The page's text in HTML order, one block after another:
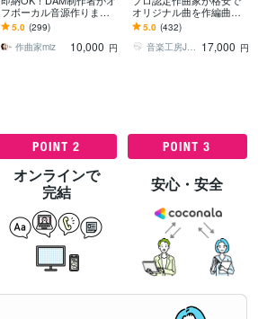
フボーカル音源作ります
TV番組、大型フェスなど
音楽担当多数！受注実績7
50件以上♪
5.0 (299)
作曲家miz
10,000 円
オリジナル曲を作編曲し
ます 著作権全面譲渡！ギ
ター・ベース生演奏で
す！
5.0 (432)
音楽工房JOYS 17,000 円
オンラインで
完結
安心・安全